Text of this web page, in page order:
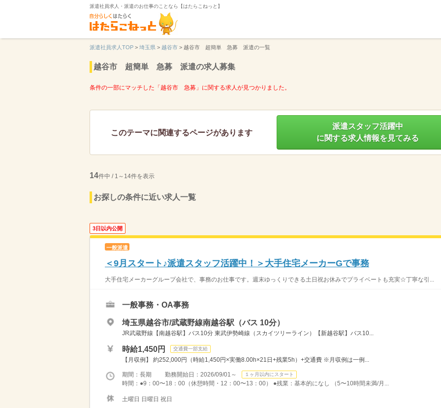
派遣社員求人・派遣のお仕事のことなら【はたらこねっと】
派遣社員求人TOP > 埼玉県 > 越谷市 > 越谷市 超簡単 急募 派遣の一覧
越谷市 超簡単 急募 派遣の求人募集
条件の一部にマッチした「越谷市 急募」に関する求人が見つかりました。
このテーマに関連するページがあります
派遣スタッフ活躍中
に関する求人情報を見てみる
14件中 / 1～14件を表示
お探しの条件に近い求人一覧
3日以内公開
一般派遣
＜9月スタート♪派遣スタッフ活躍中！＞大手住宅メーカーGで事務
大手住宅メーカーグループ会社で、事務のお仕事です。週末ゆっくりできる土日祝お休みでプライベートも充実☆丁寧な引...
一般事務・OA事務
埼玉県越谷市/武蔵野線南越谷駅（バス 10分）
JR武蔵野線【南越谷駅】バス10分 東武伊勢崎線（スカイツリーライン）【新越谷駅】バス10...
時給1,450円 交通費一部支給
【月収例】 約252,000円（時給1,450円×実働8.00h×21日+残業5h）+交通費 ※月収例は一例...
期間：長期 勤務開始日：2026/09/01～ １ヶ月以内にスタート
時間：●9：00〜18：00（休憩時間・12：00〜13：00） ●残業：基本的になし （5〜10時間未満/月...
土曜日 日曜日 祝日